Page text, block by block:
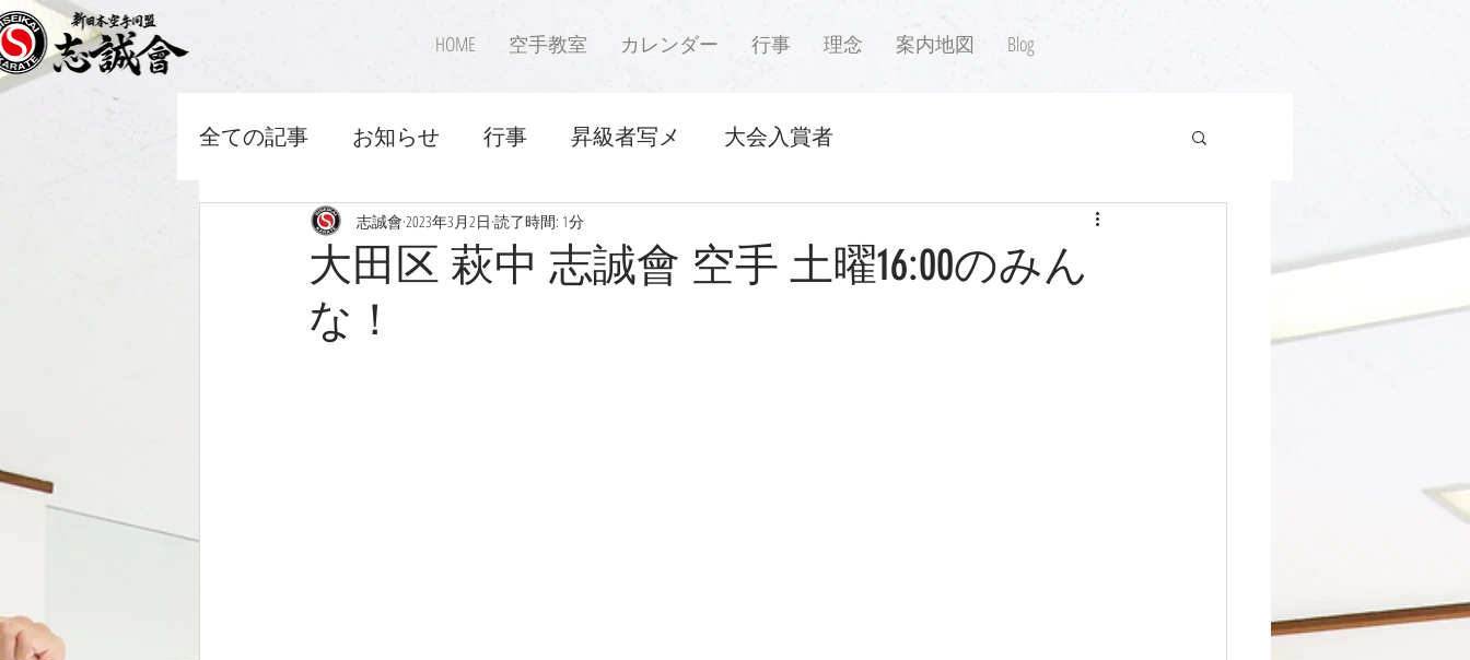
HOME 空手教室 カレンダー 行事 理念 案内地図 Blog
全ての記事 お知らせ 行事 昇級者写メ 大会入賞者
大田区 萩中 志誠會 空手 土曜16:00のみん
な！
志誠會 2023年3月2日 読了時間: 1分